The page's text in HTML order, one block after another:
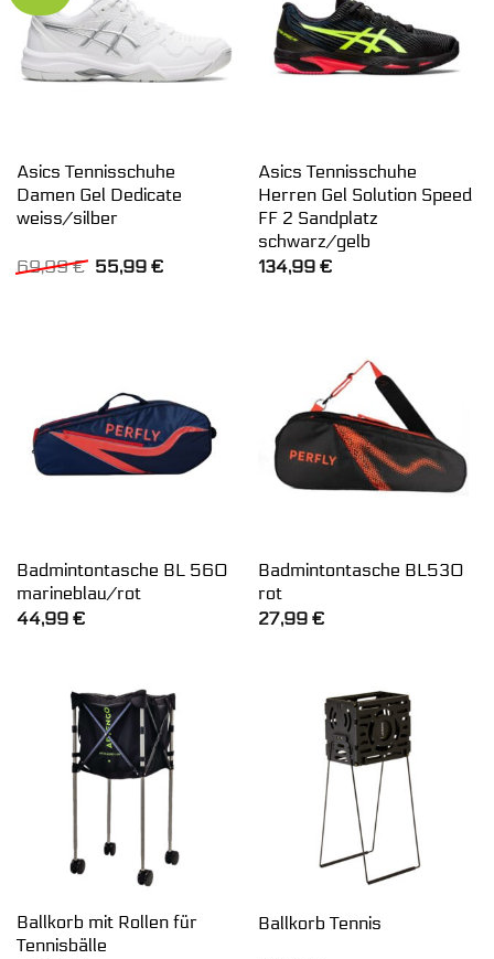
Asics Tennisschuhe
Damen Gel Dedicate
weiss/silber
69,99€ Ursprünglicher
55,99 €Aktueller
Asics Tennisschuhe
Herren Gel Solution Speed
FF 2 Sandplatz
schwarz/gelb
134,99 €
Badmintontasche BL 560
marineblau/rot
44,99 €
Badmintontasche BL530
rot
27,99 €
Ballkorb mit Rollen für
Tennisbälle
Ballkorb Tennis